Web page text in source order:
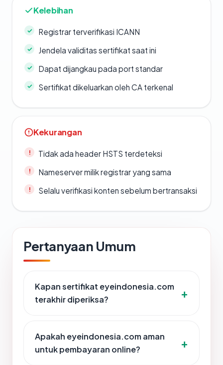
Kelebihan
Registrar terverifikasi ICANN
Jendela validitas sertifikat saat ini
Dapat dijangkau pada port standar
Sertifikat dikeluarkan oleh CA terkenal
Kekurangan
Tidak ada header HSTS terdeteksi
Nameserver milik registrar yang sama
Selalu verifikasi konten sebelum bertransaksi
Pertanyaan Umum
Kapan sertifikat eyeindonesia.com
terakhir diperiksa?
Apakah eyeindonesia.com aman
untuk pembayaran online?